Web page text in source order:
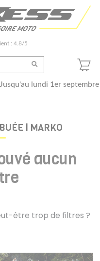
: 4.8/5
lundi 1er septembre
| MARKO
aucun
être trop de filtres ?